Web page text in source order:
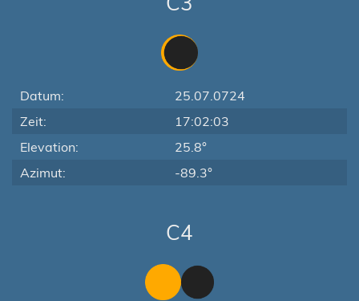
Datum:
25.07.0724
Zeit:
17:02:03
Elevation:
25.8°
Azimut:
-89.3°
C4